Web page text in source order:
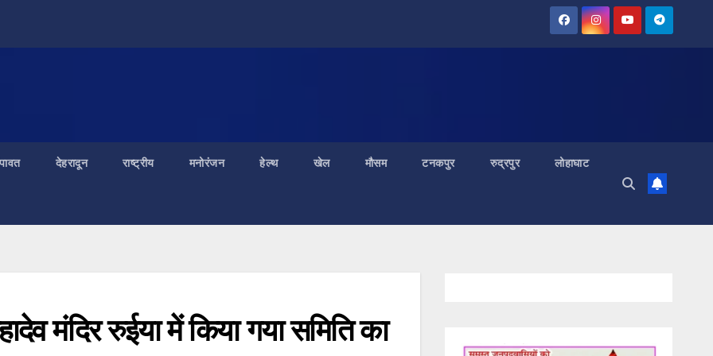
देहरादून राष्ट्रीय मनोरंजन हेल्थ खेल मौसम टनकपुर रुद्रपुर लोहाघाट
मंदिर रुईया में किया गया समिति का